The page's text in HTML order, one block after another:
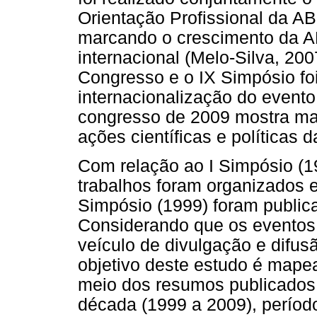
Orientação Profissional da
marcando o crescimento da
internacional (Melo-Silva,
Congresso e o IX Simpósio
internacionalização do
congresso de 2009 mostra
ações científicas e políticas
Com relação ao I Simpósio
trabalhos foram organizados
Simpósio (1999) foram
Considerando que os
veículo de divulgação e
objetivo deste estudo é
meio dos resumos
década (1999 a 2009),